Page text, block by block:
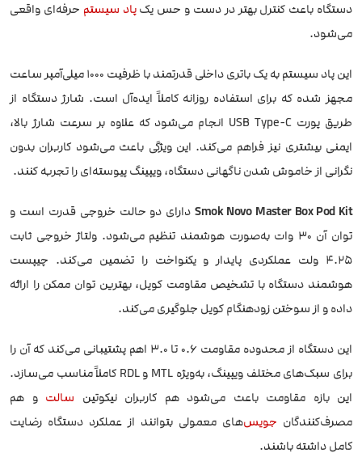
دستگاه باعث کنترل بهتر در دست و حس یکپاد سیستم حرفه‌ای واقعی
می‌شود.
این پاد سیستم به یک باتری داخلی قدرتمند با ظرفیت 1000 میلی‌آمپر ساعت
مجهز شده که برای استفاده روزانه کاملاً ایده‌آل است. شارژ دستگاه از
طریق پورت USB Type-C انجام می‌شود که علاوه بر سرعت شارژ بالا،
ایمنی بیشتری نیز فراهم می‌کند. این ویژگی باعث می‌شود کاربران بدون
نگرانی از خاموش شدن ناگهانی دستگاه، ویپینگ پیوسته‌ای را تجربه کنند.
Smok Novo Master Box Pod Kitدارای دو حالت خروجی قدرت است و
توان آن 30 وات به‌صورت هوشمند تنظیم می‌شود. ولتاژ خروجی ثابت
4.25 ولت عملکردی پایدار و یکنواخت را تضمین می‌کند. چیپست
هوشمند دستگاه با تشخیص مقاومت کویل، بهترین توان ممکن را ارائه
داده و از سوختن زودهنگام کویل جلوگیری می‌کند.
این دستگاه از محدوده مقاومت 0.6 تا 3.0 اهم پشتیبانی می‌کند که آن را
برای سبک‌های مختلف ویپینگ، به‌ویژه MTL و RDL کاملاً مناسب می‌سازد.
این بازه مقاومت باعث می‌شود هم کاربران نیکوتین سالت و هم
مصرف‌کنندگان جویس‌های معمولی بتوانند از عملکرد دستگاه رضایت
کامل داشته باشند.